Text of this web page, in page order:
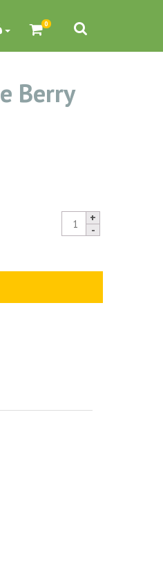
0
Berry
4pack
Forever
Nectar